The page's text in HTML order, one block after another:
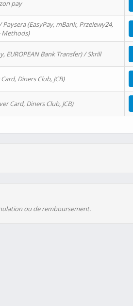
pay
Paysera (EasyPay, mBank, Przelewy24,
Methods)
EUROPEAN Bank Transfer) / Skrill
Diners Club, JCB)
Card, Diners Club, JCB)
ou de remboursement.